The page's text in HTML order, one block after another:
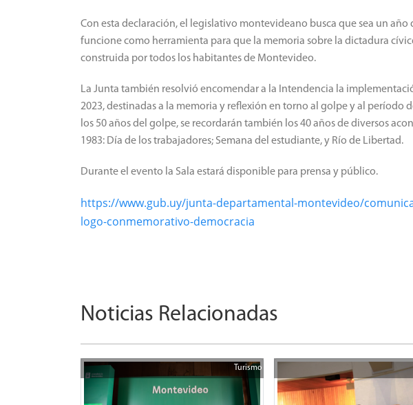
Con esta declaración, el legislativo montevideano busca que sea un año
funcione como herramienta para que la memoria sobre la dictadura
construida por todos los habitantes de Montevideo.
La Junta también resolvió encomendar a la Intendencia la
2023, destinadas a la memoria y reflexión en torno al golpe y al período
los 50 años del golpe, se recordarán también los 40 años de diversos
1983: Día de los trabajadores; Semana del estudiante, y Río de Libertad.
Durante el evento la Sala estará disponible para prensa y público.
https://www.gub.uy/junta-departamental-montevideo/
logo-conmemorativo-democracia
Noticias Relacionadas
Turismo